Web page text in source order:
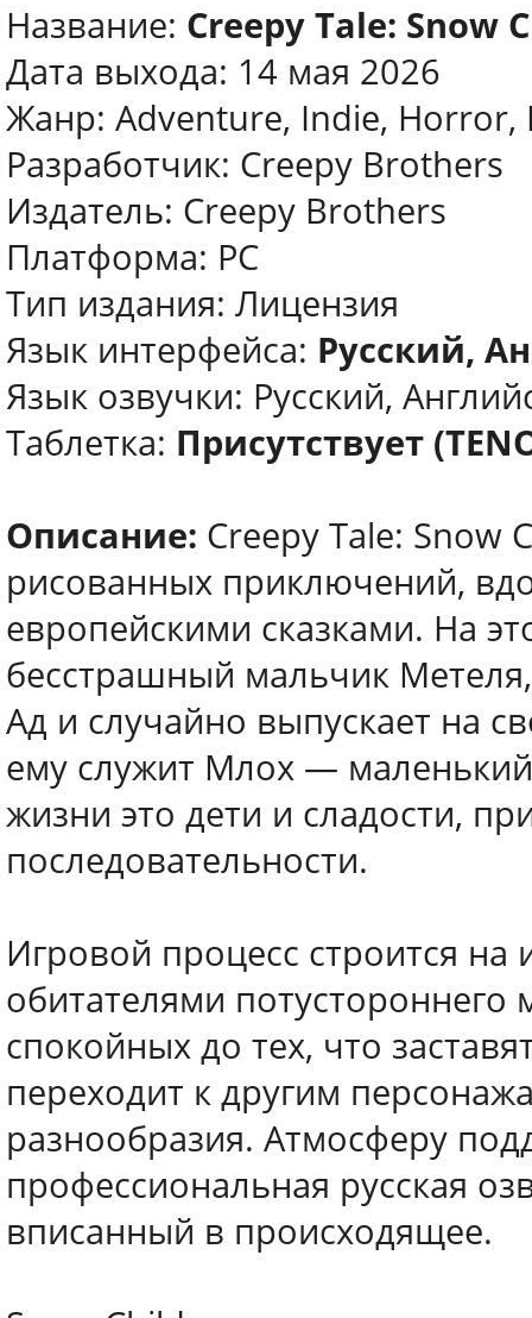
Название: Creepy Tale: Snow
Дата выхода: 14 мая 2026
Жанр: Adventure, Indie, Horror,
Разработчик: Creepy Brothers
Издатель: Creepy Brothers
Платформа: PC
Тип издания: Лицензия
Язык интерфейса: Русский,
Язык озвучки: Русский,
Таблетка: Присутствует
Описание: Creepy Tale: Snow
рисованных приключений,
европейскими сказками. На
бесстрашный мальчик
Ад и случайно выпускает на
ему служит Млох —
жизни это дети и сладости,
последовательности.
Игровой процесс строится на
обитателями
спокойных до тех, что
переходит к другим
разнообразия. Атмосферу
профессиональная русская
вписанный в происходящее.